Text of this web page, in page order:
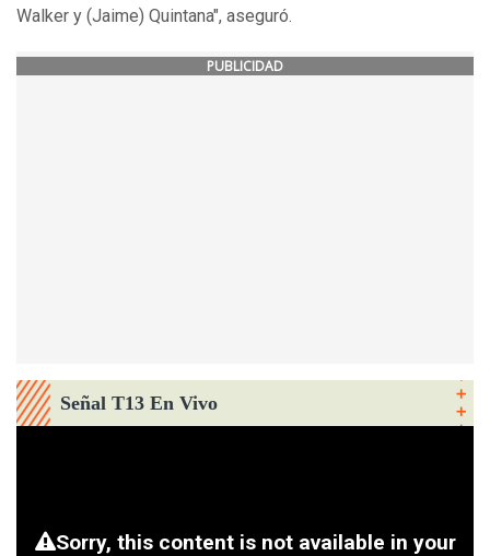
Walker y (Jaime) Quintana", aseguró.
PUBLICIDAD
Señal T13 En Vivo